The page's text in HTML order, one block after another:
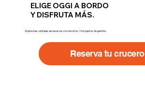
ELIGE OGGI A BORDO
Y DISFRUTA MÁS.
Explora las ventajas de reservar con nosotros. Y sin gastos de gestión.
Reserva tu crucero